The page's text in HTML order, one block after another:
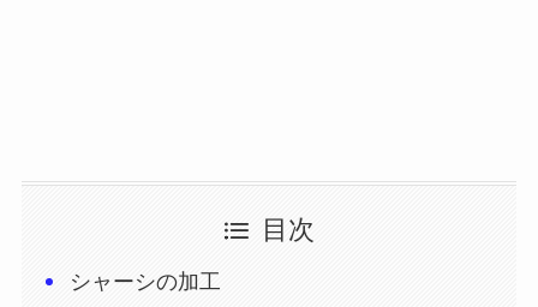
目次
シャーシの加工